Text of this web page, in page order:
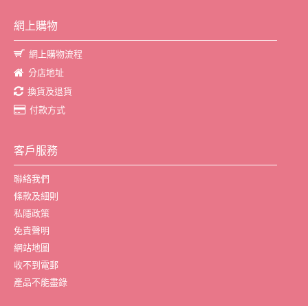
網上購物
分店地址
換貨及退貨
客戶服務
聯絡我們
條款及細則
私隱政策
免責聲明
網站地圖
收不到電郵